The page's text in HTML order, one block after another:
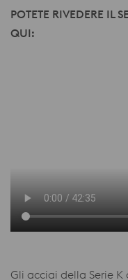
POTETE RIVEDERE IL
QUI:
Gli acciai della Serie